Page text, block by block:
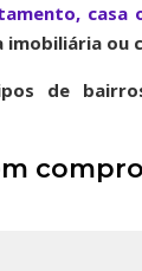
casa
imobiliária ou
de